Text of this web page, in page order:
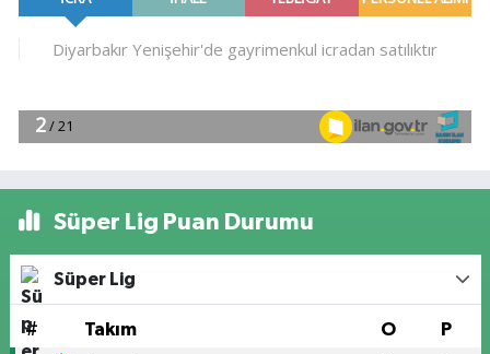
Süper Lig Puan Durumu
Süper Lig
# Takım O P